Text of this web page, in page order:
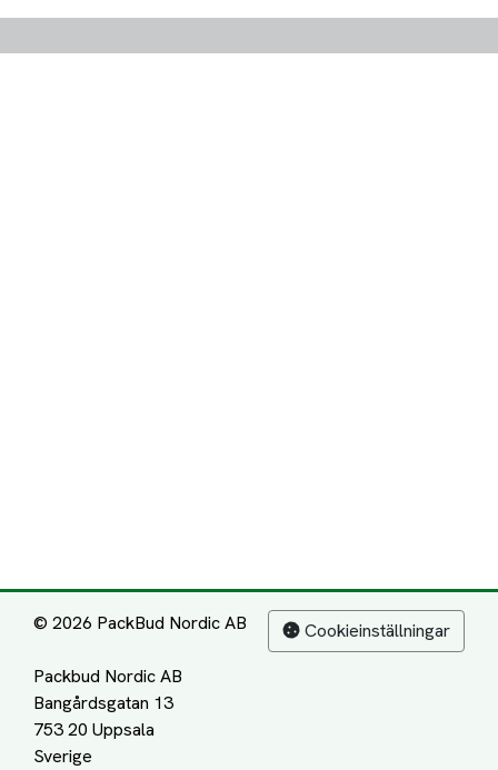
© 2026 PackBud Nordic AB
Packbud Nordic AB
Bangårdsgatan 13
753 20 Uppsala
Cookieinställningar